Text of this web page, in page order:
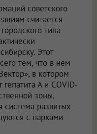
советского
считается
типа
Этот
тем, что в нем
в котором
А и COVID-
зоны,
система развитых
с парками